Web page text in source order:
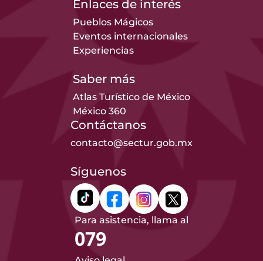
Enlaces de interés
Pueblos Mágicos
Eventos internacionales
Experiencias
Saber más
Atlas Turístico de México
México 360
Contáctanos
contacto@sectur.gob.mx
Síguenos
Para asistencia, llama al
079